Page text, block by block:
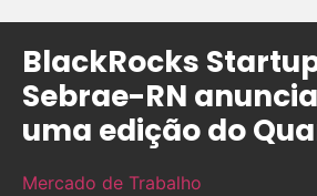
BlackRocks
Sebrae-RN
uma edição do
Mercado de Trabalho